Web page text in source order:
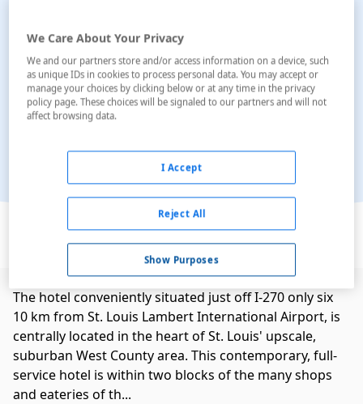
Ver en el mapa
The hotel conveniently situated just off I-270 only six
10 km from St. Louis Lambert International Airport, is
centrally located in the heart of St. Louis' upscale,
suburban West County area. This contemporary, full-
service hotel is within two blocks of the many shops
and eateries of th...
We Care About Your Privacy
We and our partners store and/or access information on a device, such
as unique IDs in cookies to process personal data. You may accept or
manage your choices by clicking below or at any time in the privacy
policy page. These choices will be signaled to our partners and will not
affect browsing data.
Show Purposes
Reject All
I Accept